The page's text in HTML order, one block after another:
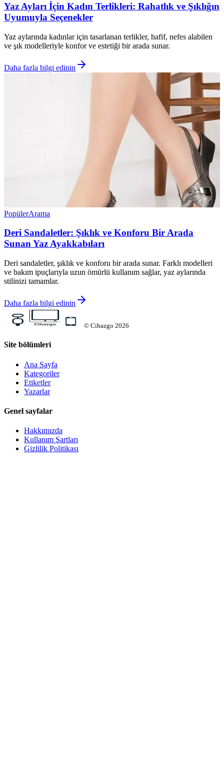
Yaz Ayları İçin Kadın Terlikleri: Rahatlık ve Şıklığın
Uyumuyla Seçenekler
Yaz aylarında kadınlar için tasarlanan terlikler, hafif, nefes alabilen
ve şık modelleriyle konfor ve estetiği bir arada sunar.
Daha fazla bilgi edinin
PopülerArama
Deri Sandaletler: Şıklık ve Konforu Bir Arada
Sunan Yaz Ayakkabıları
Deri sandaletler, şıklık ve konforu bir arada sunar. Farklı modelleri
ve bakım ipuçlarıyla uzun ömürlü kullanım sağlar, yaz aylarında
stilinizi tamamlar.
Daha fazla bilgi edinin
© Cihazgo 2026
Site bölümleri
Ana Sayfa
Kategoriler
Etiketler
Yazarlar
Genel sayfalar
Hakkımızda
Kullanım Şartları
Gizlilik Politikası